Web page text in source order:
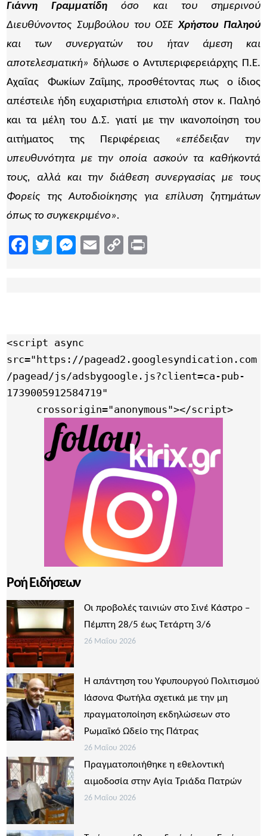
Γιάννη Γραμματίδη όσο και του σημερινού
Διευθύνοντος Συμβούλου του ΟΣΕΧρήστου Παληού
και των συνεργατών του ήταν άμεση και
αποτελεσματική» δήλωσε ο Αντιπεριφερειάρχης Π.Ε.
Αχαΐας Φωκίων Ζαΐμης, προσθέτοντας πως ο ίδιος
απέστειλε ήδη ευχαριστήρια επιστολή στον κ. Παληό
και τα μέλη του Δ.Σ. γιατί με την ικανοποίηση του
αιτήματος της Περιφέρειας «επέδειξαν την
υπευθυνότητα με την οποία ασκούν τα καθήκοντά
τους, αλλά και την διάθεση συνεργασίας με τους
Φορείς της Αυτοδιοίκησης για επίλυση ζητημάτων
όπως το συγκεκριμένο».
Facebook
TwitterMessenger
EmailCopy
<script async
src="https://pagead2.googlesyndication.com
/pagead/js/adsbygoogle.js?client=ca-pub-
1739005912584719"
     crossorigin="anonymous"></script>
Ροή Ειδήσεων
Οι προβολές ταινιών στο Σινέ Κάστρο –
Πέμπτη 28/5 έως Τετάρτη 3/6
26 Μαΐου 2026
Η απάντηση του Υφυπουργού Πολιτισμού
Ιάσονα Φωτήλα σχετικά με την μη
πραγματοποίηση εκδηλώσεων στο
Ρωμαϊκό Ωδείο της Πάτρας
26 Μαΐου 2026
Πραγματοποιήθηκε η εθελοντική
αιμοδοσία στην Αγία Τριάδα Πατρών
26 Μαΐου 2026